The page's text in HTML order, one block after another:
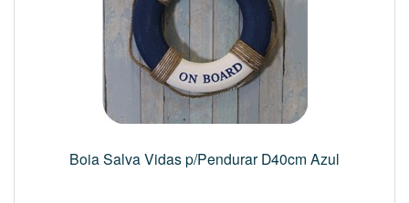
Boia Salva Vidas p/Pendurar D40cm Azul